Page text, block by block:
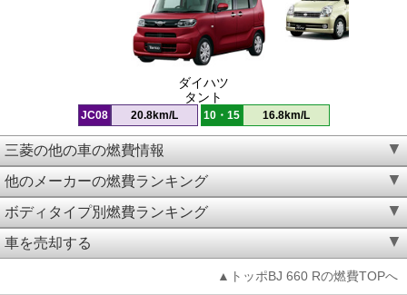
ダイハツ
タント
JC08 20.8km/L 10・15 16.8km/L
三菱の他の車の燃費情報
他のメーカーの燃費ランキング
ボディタイプ別燃費ランキング
車を売却する
▲トッポBJ 660 Rの燃費TOPへ